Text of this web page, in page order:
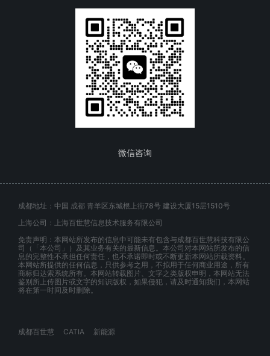
微信咨询
成都地址：中国 成都 青羊区东城根上街78号 建设大厦15层1510号
上海公司：上海百世慧信息技术服务有限公司
免责声明：本网站所发布的信息中可能未有包含与成都百世慧科技有限公
司（「本公司」）及其业务有关的最新信息。本公司对本网站所发布的信
息的完整性不承担任何责任，也不承诺即时或不断更新本网站所载资料。
本网站所提供的任何信息，只供参考之用，不拟用于任何商业用途，所有
商标归达索系统所有。本网站转载图片、文字之类版权申明，本网站无法
鉴别所上传图片或文字的知识版权，如果侵犯，请及时通知我们，本网站
将在第一时间及时删除。
成都百世慧 CATIA 新能源